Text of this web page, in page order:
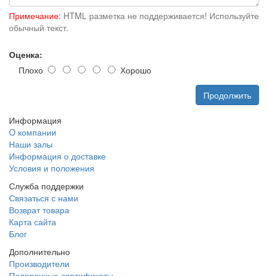
Примечание: HTML разметка не поддерживается! Используйте
обычный текст.
Оценка:
Плохо
Хорошо
Продолжить
Информация
O компании
Наши залы
Информация о доставке
Условия и положения
Служба поддержки
Связаться с нами
Возврат товара
Карта сайта
Блог
Дополнительно
Производители